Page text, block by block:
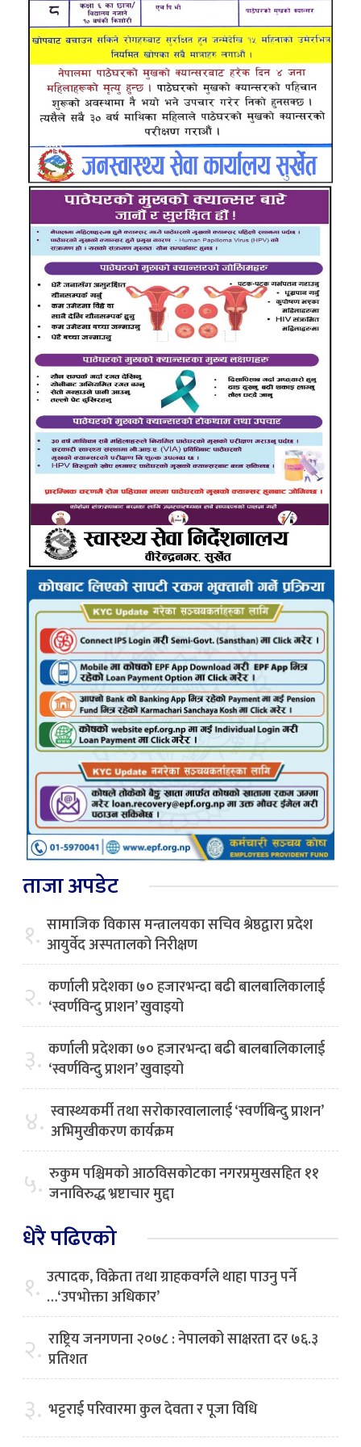
ताजा अपडेट
१. सामाजिक विकास मन्त्रालयका सचिव श्रेष्ठद्वारा प्रदेश
आयुर्वेद अस्पतालको निरीक्षण
२. कर्णाली प्रदेशका ७० हजारभन्दा बढी बालबालिकालाई
‘स्वर्णविन्दु प्राशन’ खुवाइयो
३. कर्णाली प्रदेशका ७० हजारभन्दा बढी बालबालिकालाई
‘स्वर्णविन्दु प्राशन’ खुवाइयो
४. स्वास्थ्यकर्मी तथा सरोकारवालालाई ‘स्वर्णबिन्दु प्राशन’
अभिमुखीकरण कार्यक्रम
५. रुकुम पश्चिमको आठविसकोटका नगरप्रमुखसहित ११
जनाविरुद्ध भ्रष्टाचार मुद्दा
धेरै पढिएको
१. उत्पादक, विक्रेता तथा ग्राहकवर्गले थाहा पाउनु पर्ने
…‘उपभोक्ता अधिकार’
२. राष्ट्रिय जनगणना २०७८ : नेपालको साक्षरता दर ७६.३
प्रतिशत
३. भट्टराई परिवारमा कुल देवता र पूजा विधि